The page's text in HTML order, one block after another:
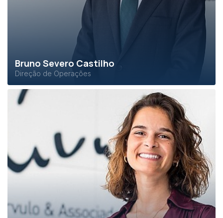
Bruno Severo Castilho
Direção de Operações